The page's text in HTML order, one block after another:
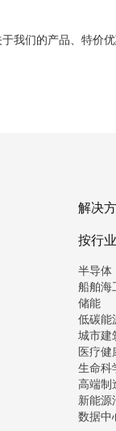
我们的产品、特价
解决
按行
半导体
船舶海
储能
低碳能
城市建
医疗健
生命科
高端制
新能源
数据中